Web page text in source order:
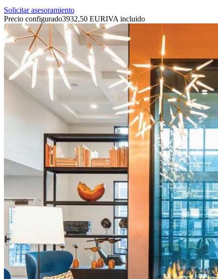
Solicitar asesoramiento
Precio configurado3932,50 EURIVA incluido